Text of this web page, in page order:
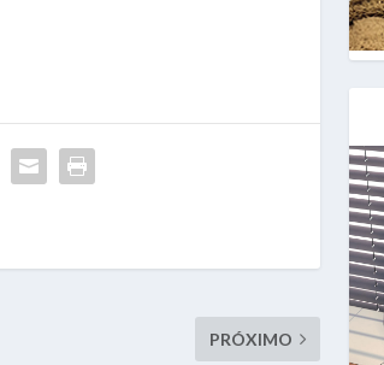
PRÓXIMO